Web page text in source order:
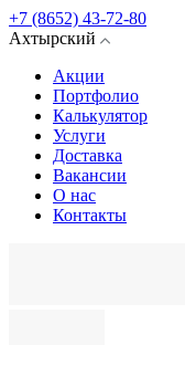
+7 (8652) 43-72-80
Ахтырский
Акции
Портфолио
Калькулятор
Услуги
Доставка
Вакансии
О нас
Контакты